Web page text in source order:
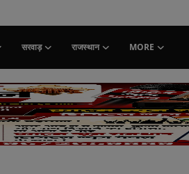
सरवाड़ राजस्थान MORE